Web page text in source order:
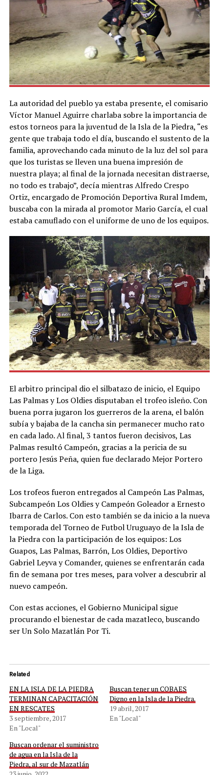
La autoridad del pueblo ya estaba presente, el comisario
Víctor Manuel Aguirre charlaba sobre la importancia de
estos torneos para la juventud de la Isla de la Piedra, “es
gente que trabaja todo el día, buscando el sustento de la
familia, aprovechando cada minuto de la luz del sol para
que los turistas se lleven una buena impresión de
nuestra playa; al final de la jornada necesitan distraerse,
no todo es trabajo”, decía mientras Alfredo Crespo
Ortiz, encargado de Promoción Deportiva Rural Imdem,
buscaba con la mirada al promotor Mario García, el cual
estaba camuflado con el uniforme de uno de los equipos.
El arbitro principal dio el silbatazo de inicio, el Equipo
Las Palmas y Los Oldies disputaban el trofeo isleño. Con
buena porra jugaron los guerreros de la arena, el balón
subía y bajaba de la cancha sin permanecer mucho rato
en cada lado. Al final, 3 tantos fueron decisivos, Las
Palmas resultó Campeón, gracias a la pericia de su
portero Jesús Peña, quien fue declarado Mejor Portero
de la Liga.
Los trofeos fueron entregados al Campeón Las Palmas,
Subcampeón Los Oldies y Campeón Goleador a Ernesto
Ibarra de Carlos. Con esto también se da inicio a la nueva
temporada del Torneo de Futbol Uruguayo de la Isla de
la Piedra con la participación de los equipos: Los
Guapos, Las Palmas, Barrón, Los Oldies, Deportivo
Gabriel Leyva y Comander, quienes se enfrentarán cada
fin de semana por tres meses, para volver a descubrir al
nuevo campeón.
Con estas acciones, el Gobierno Municipal sigue
procurando el bienestar de cada mazatleco, buscando
ser Un Solo Mazatlán Por Ti.
Related
EN LA ISLA DE LA PIEDRA
TERMINAN CAPACITACIÓN
EN RESCATES
3 septiembre, 2017
En "Local"
Buscan tener un COBAES
Digno en la Isla de la Piedra.
19 abril, 2017
En "Local"
Buscan ordenar el suministro
de agua en la Isla de la
Piedra, al sur de Mazatlán